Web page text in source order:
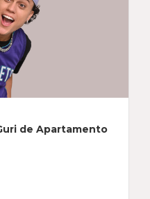
de Apartamento